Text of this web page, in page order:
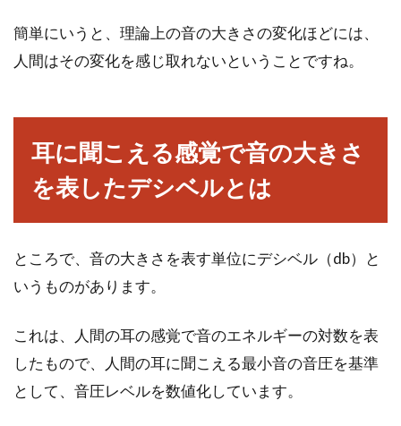
須！インテリア用に使える？
バスや電車の窓際の座席などに座っていて、
たことはないでし...
簡単にいうと、理論上の音の大きさの変化ほどには、
人間はその変化を感じ取れないということですね。
耳に聞こえる感覚で音の大きさ
を表したデシベルとは
ところで、音の大きさを表す単位にデシベル（db）と
いうものがあります。
これは、人間の耳の感覚で音のエネルギーの対数を表
したもので、人間の耳に聞こえる最小音の音圧を基準
として、音圧レベルを数値化しています。